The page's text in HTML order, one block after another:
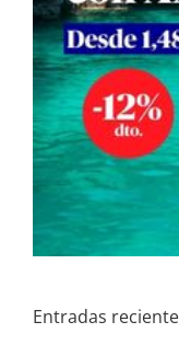
Entradas